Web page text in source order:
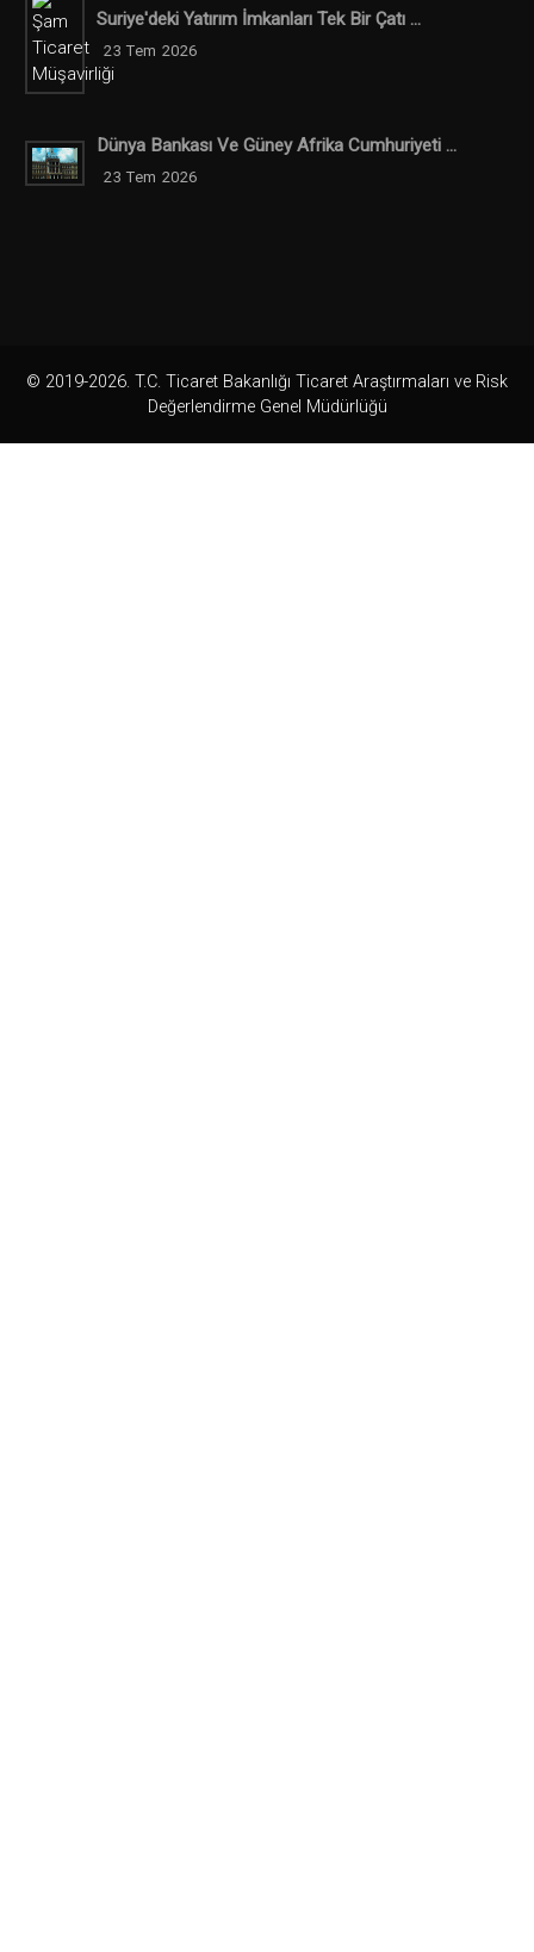
Suriye'deki Yatırım İmkanları Tek Bir Çatı ...
23 Tem 2026
Dünya Bankası Ve Güney Afrika Cumhuriyeti ...
23 Tem 2026
© 2019-2026. T.C. Ticaret Bakanlığı Ticaret Araştırmaları ve Risk
Değerlendirme Genel Müdürlüğü